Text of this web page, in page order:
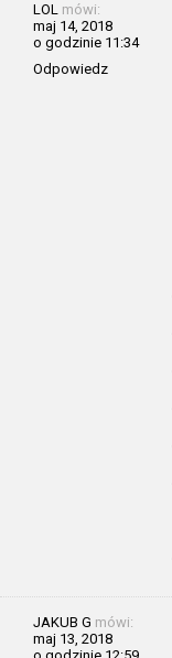
LOL mówi:
maj 14, 2018
o godzinie 11:34
Odpowiedz
JAKUB G mówi:
maj 13, 2018